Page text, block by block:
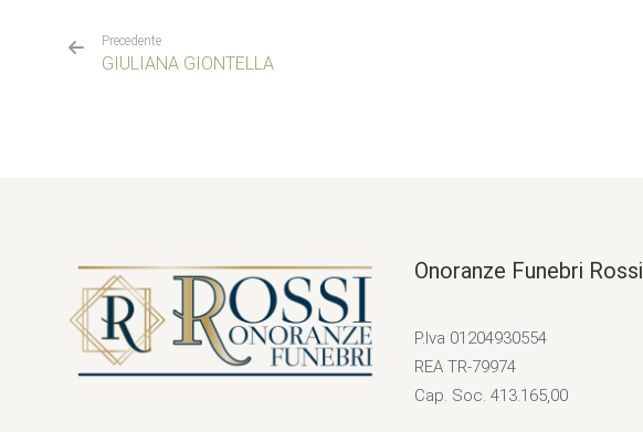
Precedente
GIULIANA GIONTELLA
Onoranze Funebri Rossi
P.Iva 01204930554
REA TR-79974
Cap. Soc. 413.165,00